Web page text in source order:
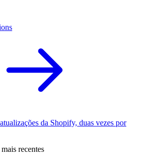
da Shopify, duas vezes por
recentes